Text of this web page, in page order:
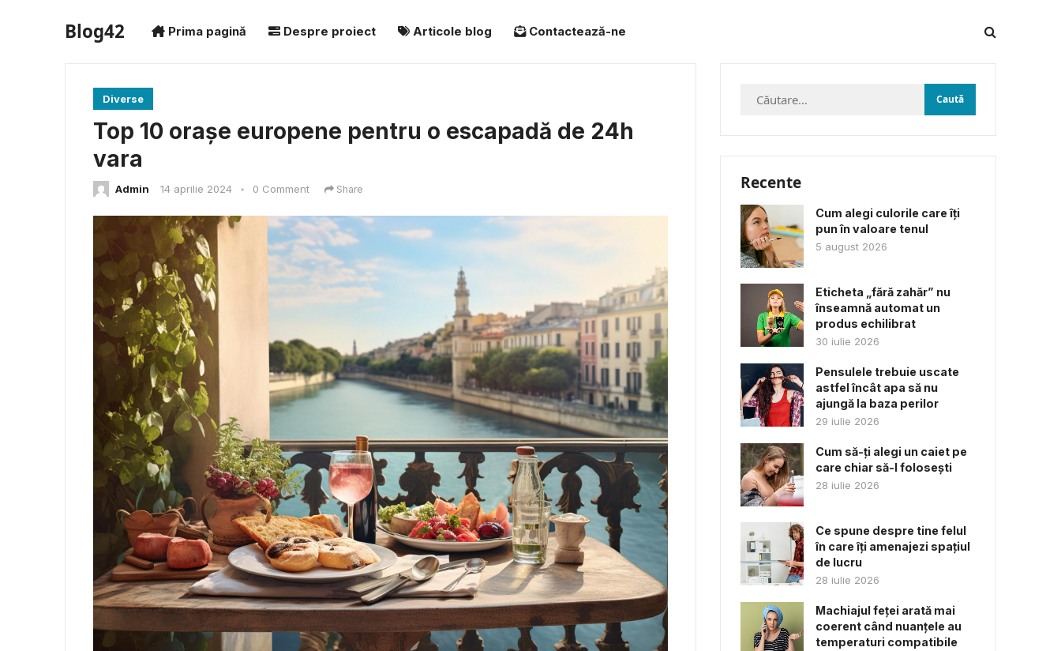
Blog42 Prima pagină Despre proiect Articole blog Contactează-ne
Diverse
Top 10 orașe europene pentru o escapadă de 24h
vara
Admin 14 aprilie 2024 • 0 Comment Share
Caută
Recente
Cum alegi culorile care îți
pun în valoare tenul
5 august 2026
Eticheta „fără zahăr” nu
înseamnă automat un
produs echilibrat
30 iulie 2026
Pensulele trebuie uscate
astfel încât apa să nu
ajungă la baza perilor
29 iulie 2026
Cum să-ți alegi un caiet pe
care chiar să-l folosești
28 iulie 2026
Ce spune despre tine felul
în care îți amenajezi spațiul
de lucru
28 iulie 2026
Machiajul feței arată mai
coerent când nuanțele au
temperaturi compatibile